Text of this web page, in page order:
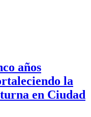
años
la
en Ciudad